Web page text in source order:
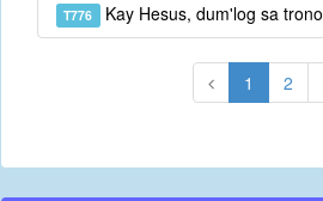
T776 Kay Hesus, dum'log sa trono
1 2